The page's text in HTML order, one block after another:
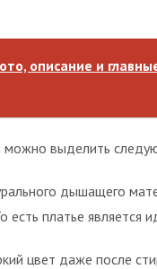
описание и
можно выделить
дышащего
есть платье является
цвет даже после